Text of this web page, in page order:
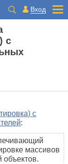
Вход
с
с
:
массивов
объектов.